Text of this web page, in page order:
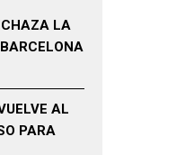
LA
AL
PARA